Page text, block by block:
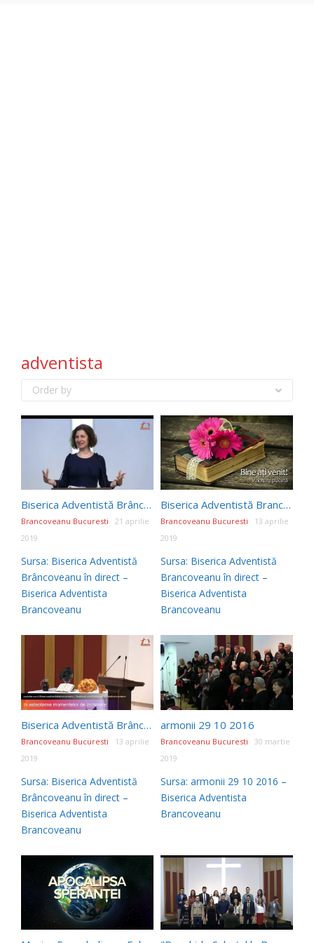
adventista
Order by
Biserica Adventistă Brâncoveanu în direct
Brancoveanu Bucuresti
21 aprilie
2019
Sursa: Biserica Adventistă
Brâncoveanu în direct –
Biserica Adventista
Brancoveanu
Biserica Adventistă Brancoveanu în direct
Brancoveanu Bucuresti
13 aprilie
2019
Sursa: Biserica Adventistă
Brancoveanu în direct –
Biserica Adventista
Brancoveanu
Biserica Adventistă Brâncoveanu în direct
Brancoveanu Bucuresti
13 aprilie
2019
Sursa: Biserica Adventistă
Brâncoveanu în direct –
Biserica Adventista
Brancoveanu
armonii 29 10 2016
Brancoveanu Bucuresti
30 martie
2019
Sursa: armonii 29 10 2016 –
Biserica Adventista
Brancoveanu